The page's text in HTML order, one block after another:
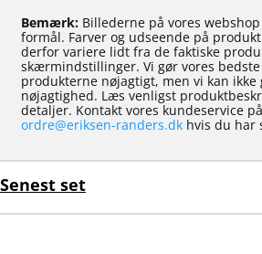
Bemærk: Billederne på vores
formål. Farver og udseende på
derfor variere lidt fra de faktiske
skærmindstillinger. Vi gør vores
produkterne nøjagtigt, men vi kan ikke
nøjagtighed. Læs venligst
detaljer. Kontakt vores kundeservice på
ordre@eriksen-randers.dk hvis du har
Senest set